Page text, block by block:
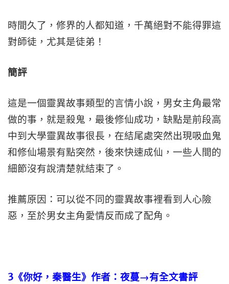
時間久了，修界的人都知道，千萬絕對不能得罪這
對師徒，尤其是徒弟！
簡評
這是一個靈異故事類型的言情小說，男女主角最常
做的事，就是殺鬼，最後修仙成功，缺點是前段高
中到大學靈異故事很長，在結尾處突然出現吸血鬼
和修仙場景有點突然，後來快速成仙，一些人間的
細節沒有說清楚就結束了。
推薦原因：可以從不同的靈異故事裡看到人心險
惡，至於男女主角愛情反而成了配角。
3 《你好，秦醫生》作者：夜蔓→有全文書評